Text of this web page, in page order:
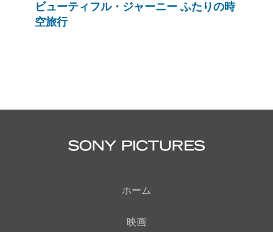
ビューティフル・ジャーニー ふたりの時
空旅行
ホーム
映画